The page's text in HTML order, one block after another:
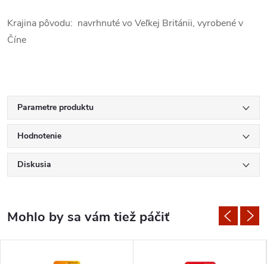
Krajina pôvodu: navrhnuté vo Veľkej Británii, vyrobené v
Číne
Parametre produktu
Hodnotenie
Diskusia